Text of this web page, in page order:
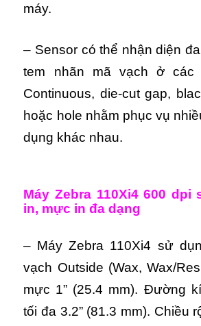
máy.
– Sensor có thể nhận diện
tem nhãn mã vạch ở các
Continuous, die-cut gap,
hoặc hole nhằm phục vụ
dụng khác nhau.
Máy Zebra 110Xi4 600 dpi
in, mực in đa dạng
– Máy Zebra 110Xi4 sử
vạch Outside (Wax, Wax/
mực 1” (25.4 mm). Đường
tối đa 3.2” (81.3 mm). Chiều